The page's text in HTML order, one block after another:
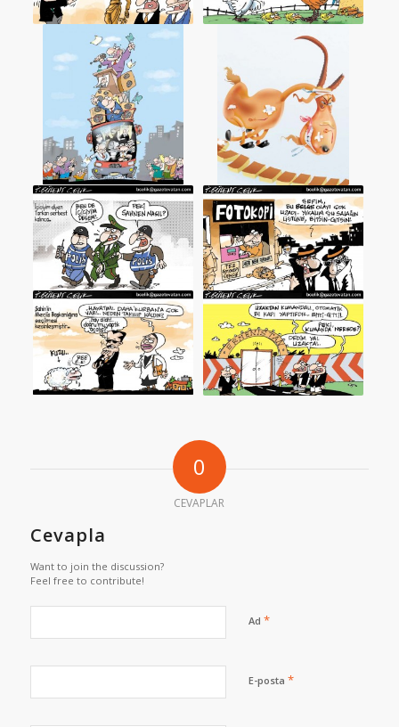
0
CEVAPLAR
Cevapla
Want to join the discussion?
Feel free to contribute!
Ad *
E-posta *